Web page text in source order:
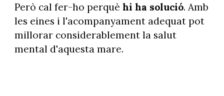
Però cal fer-ho perquè hi ha solució. Amb
les eines i l'acompanyament adequat pot
millorar considerablement la salut
mental d'aquesta mare.